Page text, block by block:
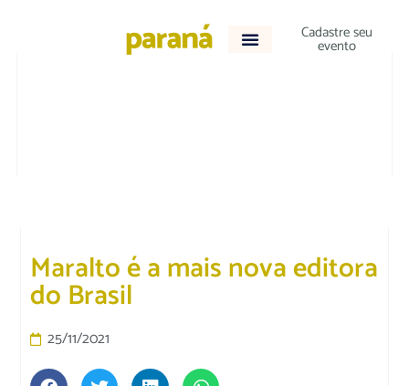
Cadastre seu
evento
Maralto é a mais nova editora
do Brasil
25/11/2021